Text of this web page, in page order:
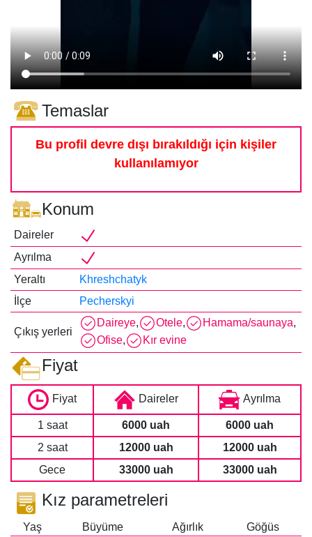
Temaslar
Bu profil devre dışı bırakıldığı için kişiler
kullanılamıyor
Konum
Daireler
Ayrılma
Yeraltı
Khreshchatyk
İlçe
Pecherskyi
Çıkış yerleri
Daireye, Otele, Hamama/saunaya,
Ofise, Kır evine
Fiyat
Fiyat Daireler Ayrılma
1 saat 6000 uah
6000 uah
2 saat
12000 uah
12000 uah
Gece
33000 uah 33000 uah
Kız parametreleri
Yaş Büyüme Ağırlık
Göğüs